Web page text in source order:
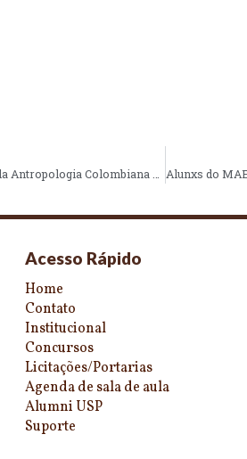
Acesso Rápido
Home
Contato
Institucional
Concursos
Licitações/Portarias
Agenda de sala de aula
Alumni USP
Suporte